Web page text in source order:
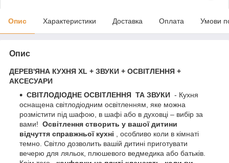
Опис Характеристики Доставка Оплата Умови
Опис
ДЕРЕВ'ЯНА КУХНЯ XL + ЗВУКИ + ОСВІТЛЕННЯ +
АКСЕСУАРИ
СВІТЛОДІОДНЕ ОСВІТЛЕННЯ ТА ЗВУКИ - Кухня
оснащена світлодіодним освітленням, яке можна
розмістити під шафою, в шафі або в духовці – вибір за
вами! Освітлення створить у вашої дитини
відчуття справжньої кухні , особливо коли в кімнаті
темно. Світло дозволить вашій дитині приготувати
вечерю для ляльок, плюшевого ведмедика або батьків.